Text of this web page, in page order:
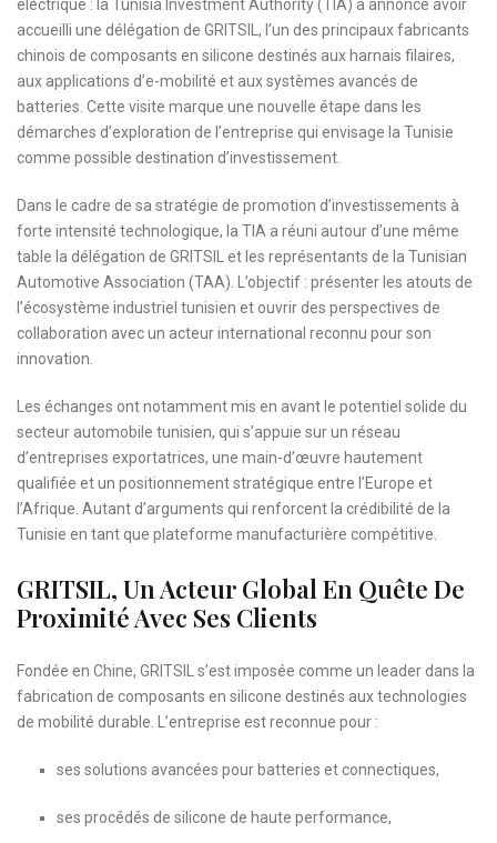
électrique : la Tunisia Investment Authority (TIA) a annoncé avoir
accueilli une délégation de GRITSIL, l’un des principaux fabricants
chinois de composants en silicone destinés aux harnais filaires,
aux applications d’e-mobilité et aux systèmes avancés de
batteries. Cette visite marque une nouvelle étape dans les
démarches d’exploration de l’entreprise qui envisage la Tunisie
comme possible destination d’investissement.
Dans le cadre de sa stratégie de promotion d’investissements à
forte intensité technologique, la TIA a réuni autour d’une même
table la délégation de GRITSIL et les représentants de la Tunisian
Automotive Association (TAA). L’objectif : présenter les atouts de
l’écosystème industriel tunisien et ouvrir des perspectives de
collaboration avec un acteur international reconnu pour son
innovation.
Les échanges ont notamment mis en avant le potentiel solide du
secteur automobile tunisien, qui s’appuie sur un réseau
d’entreprises exportatrices, une main-d’œuvre hautement
qualifiée et un positionnement stratégique entre l’Europe et
l’Afrique. Autant d’arguments qui renforcent la crédibilité de la
Tunisie en tant que plateforme manufacturière compétitive.
GRITSIL, Un Acteur Global En Quête De
Proximité Avec Ses Clients
Fondée en Chine, GRITSIL s’est imposée comme un leader dans la
fabrication de composants en silicone destinés aux technologies
de mobilité durable. L’entreprise est reconnue pour :
ses solutions avancées pour batteries et connectiques,
ses procédés de silicone de haute performance,